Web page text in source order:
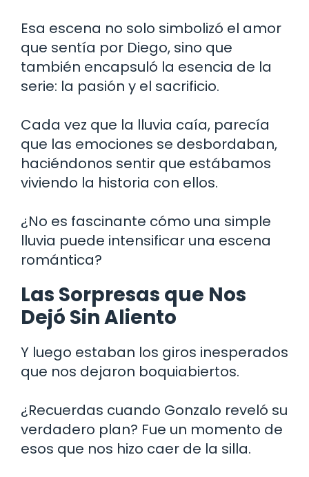
Esa escena no solo simbolizó el amor
que sentía por Diego, sino que
también encapsuló la esencia de la
serie: la pasión y el sacrificio.
Cada vez que la lluvia caía, parecía
que las emociones se desbordaban,
haciéndonos sentir que estábamos
viviendo la historia con ellos.
¿No es fascinante cómo una simple
lluvia puede intensificar una escena
romántica?
Las Sorpresas que Nos
Dejó Sin Aliento
Y luego estaban los giros inesperados
que nos dejaron boquiabiertos.
¿Recuerdas cuando Gonzalo reveló su
verdadero plan? Fue un momento de
esos que nos hizo caer de la silla.